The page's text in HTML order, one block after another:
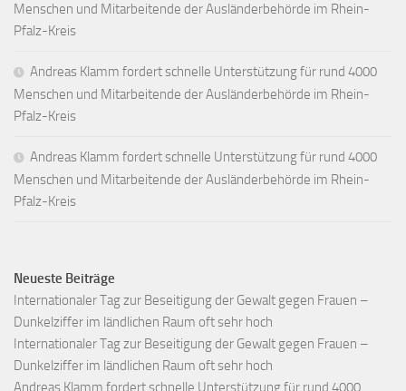
Menschen und Mitarbeitende der Ausländerbehörde im Rhein-
Pfalz-Kreis
Andreas Klamm fordert schnelle Unterstützung für rund 4000
Menschen und Mitarbeitende der Ausländerbehörde im Rhein-
Pfalz-Kreis
Andreas Klamm fordert schnelle Unterstützung für rund 4000
Menschen und Mitarbeitende der Ausländerbehörde im Rhein-
Pfalz-Kreis
Neueste Beiträge
Internationaler Tag zur Beseitigung der Gewalt gegen Frauen –
Dunkelziffer im ländlichen Raum oft sehr hoch
Internationaler Tag zur Beseitigung der Gewalt gegen Frauen –
Dunkelziffer im ländlichen Raum oft sehr hoch
Andreas Klamm fordert schnelle Unterstützung für rund 4000